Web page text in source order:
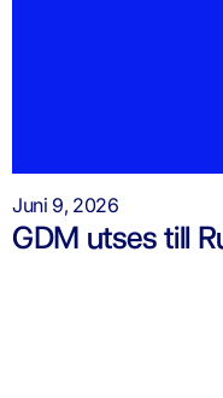
Juni 9, 2026
GDM utses till